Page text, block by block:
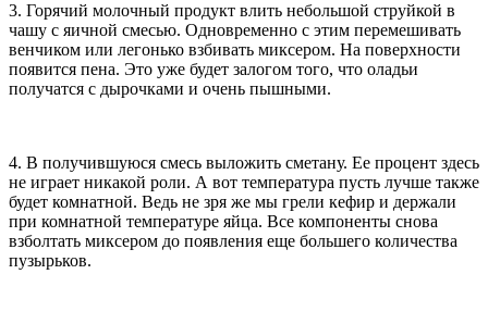
3. Горячий молочный продукт влить небольшой струйкой в
чашу с яичной смесью. Одновременно с этим перемешивать
венчиком или легонько взбивать миксером. На поверхности
появится пена. Это уже будет залогом того, что оладьи
получатся с дырочками и очень пышными.
4. В получившуюся смесь выложить сметану. Ее процент здесь
не играет никакой роли. А вот температура пусть лучше также
будет комнатной. Ведь не зря же мы грели кефир и держали
при комнатной температуре яйца. Все компоненты снова
взболтать миксером до появления еще большего количества
пузырьков.